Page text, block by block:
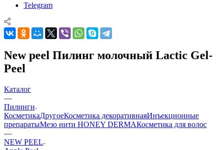
Telegram
New peel Пилинг молочный Lactic Gel-
Peel
Каталог
—
Пилинги
КосметикаДругоеКосметика декоративнаяИнъекционные
препаратыМезо нити HONEY DERMAКосметика для волос
—
NEW PEEL